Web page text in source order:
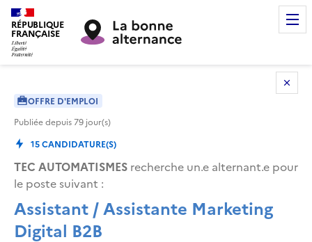
RÉPUBLIQUE
FRANÇAISE
OFFRE D'EMPLOI
Publiée depuis79 jour(s)
15CANDIDATURE(S)
TEC AUTOMATISMES recherche un.e alternant.e pour
le poste suivant :
Assistant / Assistante Marketing
Digital B2B